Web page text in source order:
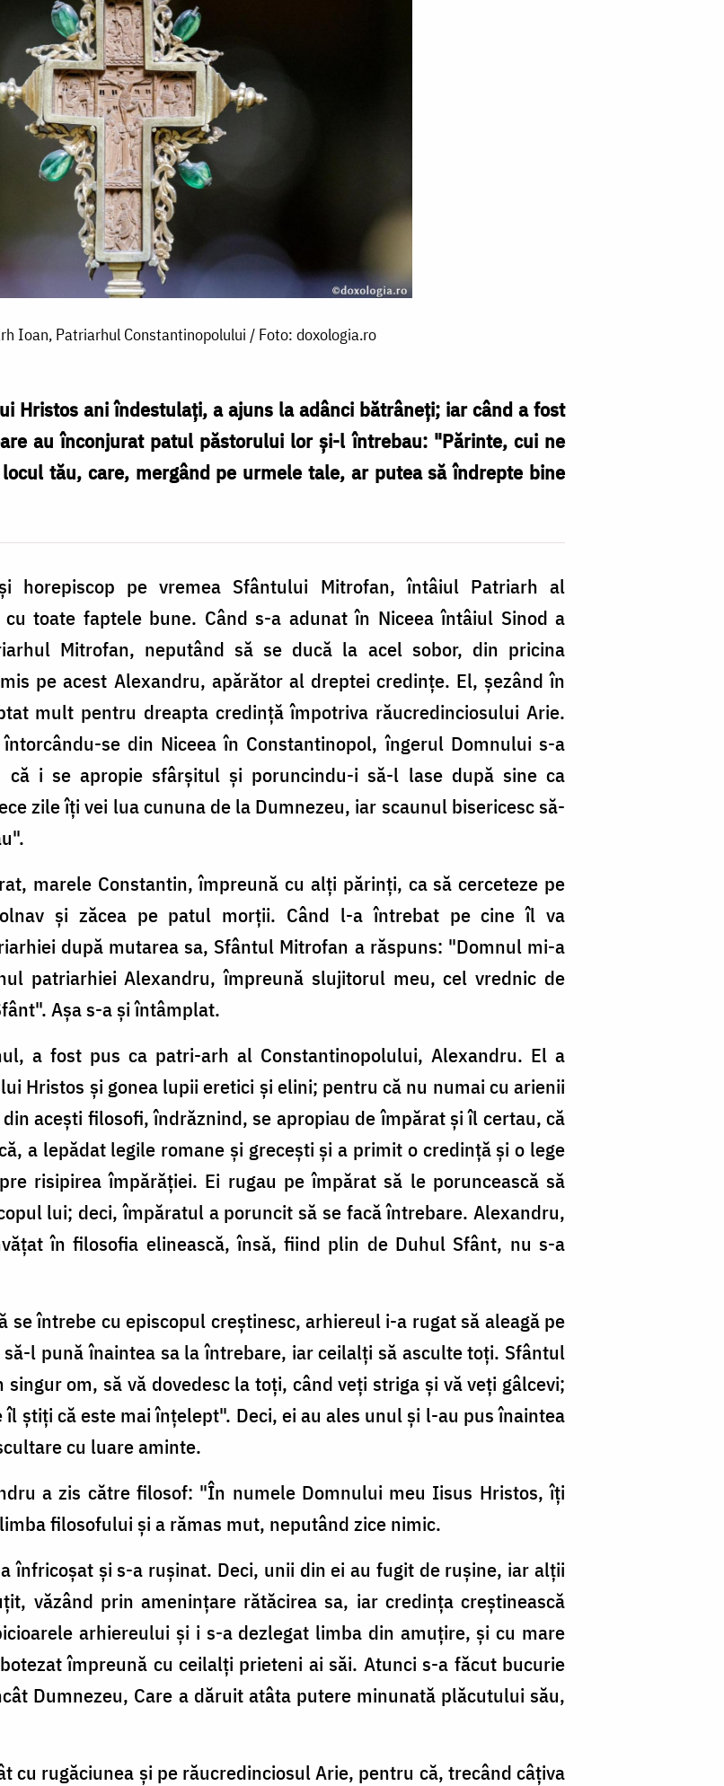
Ioan, Patriarhul Constantinopolului / Foto: doxologia.ro
Hristos ani îndestulaţi, a ajuns la adânci bătrâneţi; iar când a fost
au înconjurat patul păstorului lor şi-l întrebau: "Părinte, cui ne
tău, care, mergând pe urmele tale, ar putea să îndrepte bine
horepiscop pe vremea Sfântului Mitrofan, întâiul Patriarh al
toate faptele bune. Când s-a adunat în Niceea întâiul Sinod a
Mitrofan, neputând să se ducă la acel sobor, din pricina
pe acest Alexandru, apărător al dreptei credinţe. El, şezând în
mult pentru dreapta credinţă împotriva răucredinciosului Arie.
se din Niceea în Constantinopol, îngerul Domnului s-a
că i se apropie sfârşitul şi poruncindu-i să-l lase după sine ca
zile îţi vei lua cununa de la Dumnezeu, iar scaunul bisericesc să-
marele Constantin, împreună cu alţi părinţi, ca să cerceteze pe
şi zăcea pe patul morţii. Când l-a întrebat pe cine îl va
după mutarea sa, Sfântul Mitrofan a răspuns: "Domnul mi-a
patriarhiei Alexandru, împreună slujitorul meu, cel vrednic de
Aşa s-a şi întâmplat.
a fost pus ca patri-arh al Constantinopolului, Alexandru. El a
Hristos şi gonea lupii eretici şi elini; pentru că nu numai cu arienii
aceşti filosofi, îndrăznind, se apropiau de împărat şi îl certau, că
a lepădat legile romane şi greceşti şi a primit o credinţă şi o lege
risipirea împărăţiei. Ei rugau pe împărat să le poruncească să
lui; deci, împăratul a poruncit să se facă întrebare. Alexandru,
în filosofia elinească, însă, fiind plin de Duhul Sfânt, nu s-a
întrebe cu episcopul creştinesc, arhiereul i-a rugat să aleagă pe
l pună înaintea sa la întrebare, iar ceilalţi să asculte toţi. Sfântul
om, să vă dovedesc la toţi, când veţi striga şi vă veţi gâlcevi;
ştiţi că este mai înţelept". Deci, ei au ales unul şi l-au pus înaintea
cu luare aminte.
a zis către filosof: "În numele Domnului meu Iisus Hristos, îţi
filosofului şi a rămas mut, neputând zice nimic.
înfricoşat şi s-a ruşinat. Deci, unii din ei au fugit de ruşine, iar alţii
văzând prin ameninţare rătăcirea sa, iar credinţa creştinească
arhiereului şi i s-a dezlegat limba din amuţire, şi cu mare
împreună cu ceilalţi prieteni ai săi. Atunci s-a făcut bucurie
Dumnezeu, Care a dăruit atâta putere minunată plăcutului său,
cu rugăciunea şi pe răucredinciosul Arie, pentru că, trecând câţiva